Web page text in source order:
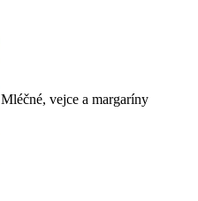
Mléčné, vejce a margaríny